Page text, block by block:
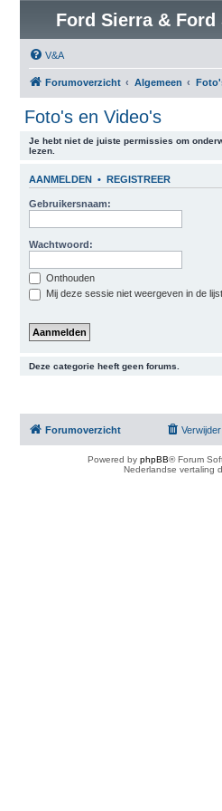
Ford Sierra &
V&A
Forumoverzicht Algemeen
Foto's en Video's
Je hebt niet de juiste permissies om
lezen.
AANMELDEN • REGISTREER
Gebruikersnaam:
Wachtwoord:
Onthouden
Mij deze sessie niet weergeven in de
Deze categorie heeft geen forums.
Forumoverzicht
Powered by phpBB® Forum
Nederlandse vertaling